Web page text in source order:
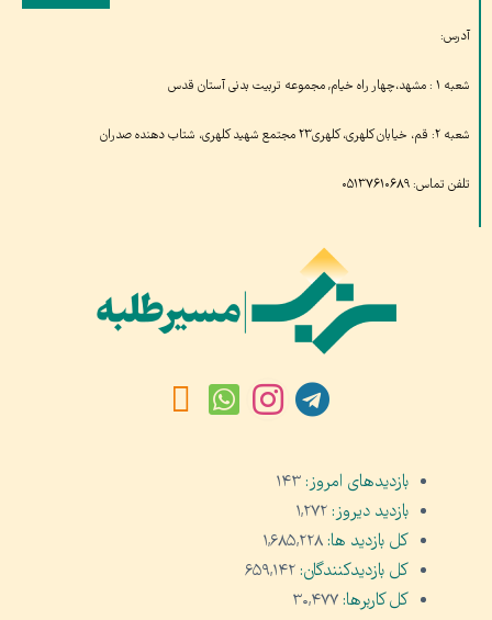
آدرس:
شعبه ۱ : مشهد،چهار راه خیام, مجموعه تربیت بدنی آستان قدس
شعبه ۲: قم، خیابان کلهری، کلهری۲۳ مجتمع شهید کلهری، شتاب دهنده صدران
تلفن تماس: ۰۵۱۳۷۶۱۰۶۸۹
بازدیدهای امروز: ۱۴۳
بازدید دیروز: ۱,۲۷۲
کل بازدید ها: ۱,۶۸۵,۲۲۸
کل بازدیدکنند‌گان: ۶۵۹,۱۴۲
کل کاربرها: ۳۰,۴۷۷